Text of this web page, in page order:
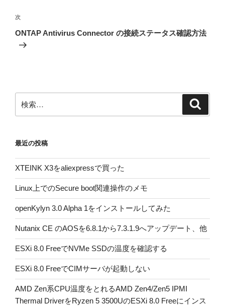
ゲ
ー
シ
次
の
次
ONTAP Antivirus Connector の接続ステータス確認方法
索:
最近の投稿
XTEINK X3をaliexpressで買った
Linux上でのSecure boot関連操作のメモ
openKylyn 3.0 Alpha 1をインストールしてみた
Nutanix CE のAOSを6.8.1から7.3.1.9へアップデート、他
ESXi 8.0 FreeでNVMe SSDの温度を確認する
ESXi 8.0 FreeでCIMサーバが起動しない
AMD Zen系CPU温度をとれるAMD Zen4/Zen5 IPMI
Thermal DriverをRyzen 5 3500UのESXi 8.0 Freeにインス